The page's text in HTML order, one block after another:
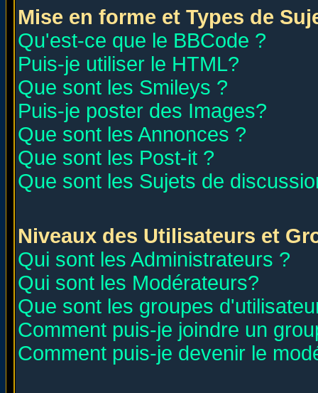
Mise en forme et Types de
Qu'est-ce que le BBCode ?
Puis-je utiliser le HTML?
Que sont les Smileys ?
Puis-je poster des Images?
Que sont les Annonces ?
Que sont les Post-it ?
Que sont les Sujets de
Niveaux des Utilisateurs et
Qui sont les Administrateurs ?
Qui sont les Modérateurs?
Que sont les groupes
Comment puis-je joindre un
Comment puis-je devenir le